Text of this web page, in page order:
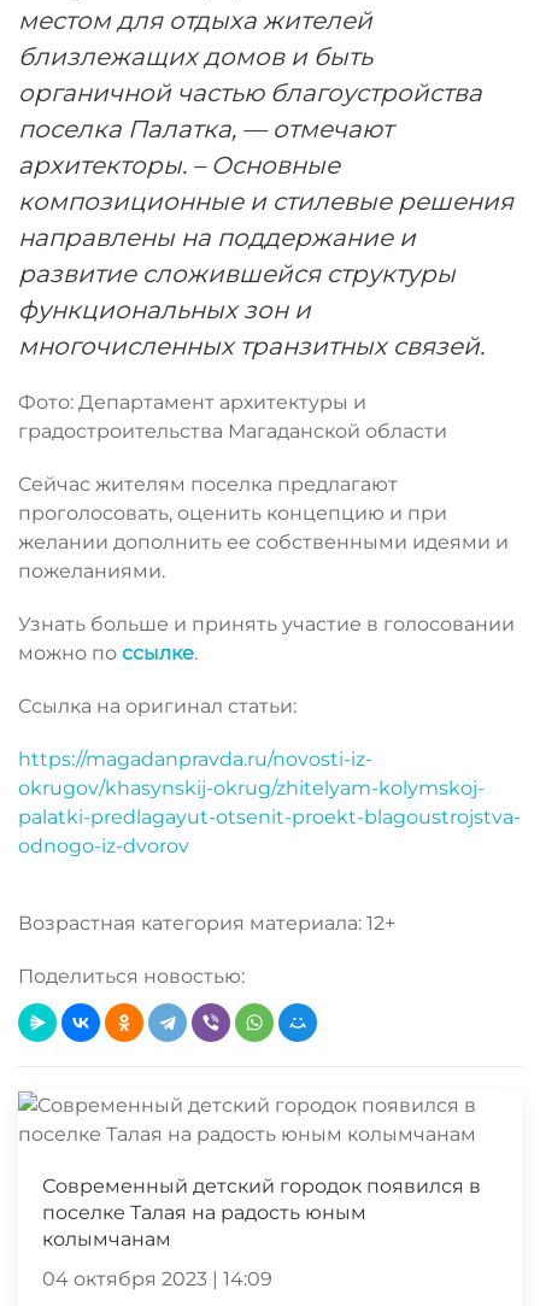
местом для отдыха жителей
близлежащих домов и быть
органичной частью благоустройства
поселка Палатка, — отмечают
архитекторы. – Основные
композиционные и стилевые решения
направлены на поддержание и
развитие сложившейся структуры
функциональных зон и
многочисленных транзитных связей.
Фото: Департамент архитектуры и
градостроительства Магаданской области
Сейчас жителям поселка предлагают
проголосовать, оценить концепцию и при
желании дополнить ее собственными идеями и
пожеланиями.
Узнать больше и принять участие в голосовании
можно по ссылке.
Ссылка на оригинал статьи:
https://magadanpravda.ru/novosti-iz-
okrugov/khasynskij-okrug/zhitelyam-kolymskoj-
palatki-predlagayut-otsenit-proekt-blagoustrojstva-
odnogo-iz-dvorov
Возрастная категория материала: 12+
Поделиться новостью:
Современный детский городок появился в
поселке Талая на радость юным
колымчанам
04 октября 2023 | 14:09